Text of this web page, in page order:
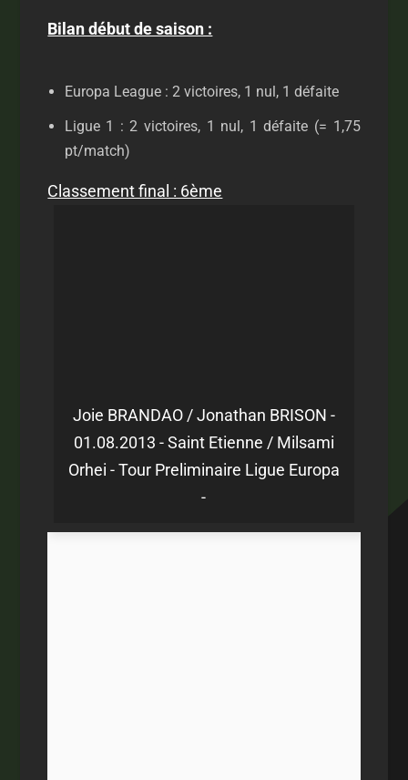
Bilan début de saison :
Europa League : 2 victoires, 1 nul, 1 défaite
Ligue 1 : 2 victoires, 1 nul, 1 défaite (= 1,75
pt/match)
Classement final : 6ème
Joie BRANDAO / Jonathan BRISON -
01.08.2013 - Saint Etienne / Milsami
Orhei - Tour Preliminaire Ligue Europa
-